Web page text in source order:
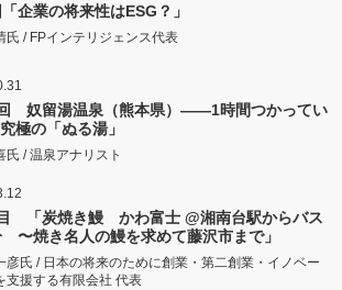
企業の将来性はESG？」
氏 / FPインテリジェンス代表
奴留湯温泉（熊本県）――1時間つかってい
極の「ぬる湯」
氏 / 温泉アナリスト
「炭焼き鰻 かわ富士 @湘南台駅からバス
〜焼き名人の鰻を求めて藤沢市まで」
彦氏 / 日本の将来のために創業・第二創業・イノベー
支援する有限会社 代表